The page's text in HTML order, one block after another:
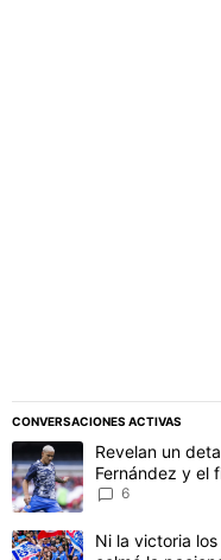
CONVERSACIONES ACTIVAS
Este listado muestra los
Un artículo de tendencia
Revelan un
Fernández y el
6
Un artículo de tendencia
Ni la victoria